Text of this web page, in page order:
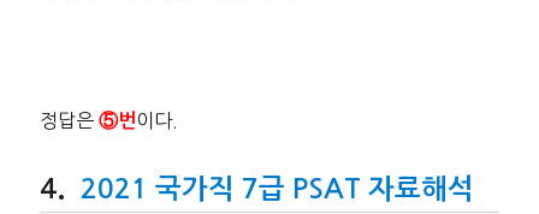
정답은 ⑤번 이다.
2021 국가직 7급 PSAT 자료해석